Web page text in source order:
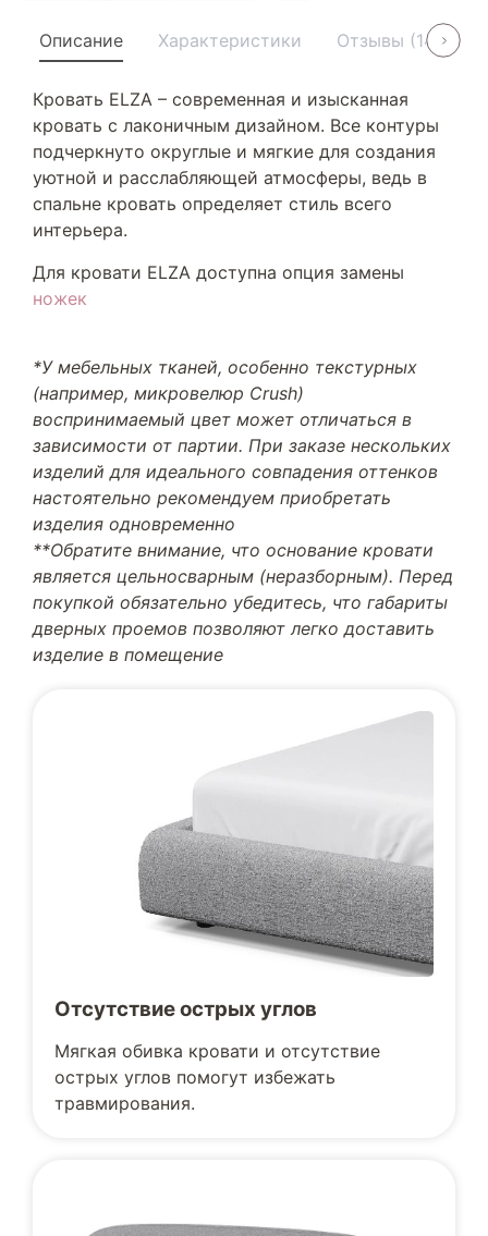
Описание Характеристики Отзывы (14)
Кровать ELZA – современная и изысканная
кровать с лаконичным дизайном. Все контуры
подчеркнуто округлые и мягкие для создания
уютной и расслабляющей атмосферы, ведь в
спальне кровать определяет стиль всего
интерьера.
Для кровати ELZA доступна опция замены
ножек
*У мебельных тканей, особенно текстурных
(например, микровелюр Crush)
воспринимаемый цвет может отличаться в
зависимости от партии. При заказе нескольких
изделий для идеального совпадения оттенков
настоятельно рекомендуем приобретать
изделия одновременно
**Обратите внимание, что основание кровати
является цельносварным (неразборным). Перед
покупкой обязательно убедитесь, что габариты
дверных проемов позволяют легко доставить
изделие в помещение
Отсутствие острых углов
Мягкая обивка кровати и отсутствие
острых углов помогут избежать
травмирования.